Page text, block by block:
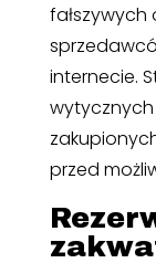
internecie.
przed